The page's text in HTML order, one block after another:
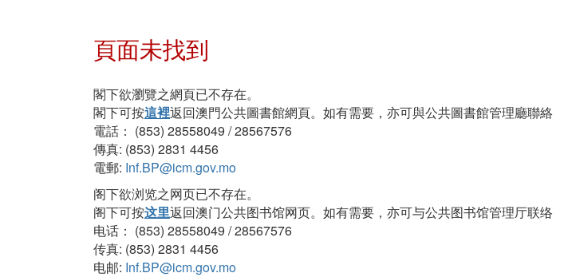
頁面未找到
閣下欲瀏覽之網頁已不存在。
閣下可按這裡返回澳門公共圖書館網頁。如有需要，亦可與公共圖書館管理廳聯絡
電話： (853) 28558049 / 28567576
傳真: (853) 2831 4456
電郵: Inf.BP@icm.gov.mo
阁下欲浏览之网页已不存在。
阁下可按这里返回澳门公共图书馆网页。如有需要，亦可与公共图书馆管理厅联络
电话： (853) 28558049 / 28567576
传真: (853) 2831 4456
电邮: Inf.BP@icm.gov.mo